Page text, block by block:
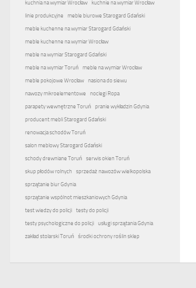
kuchnia na wymiar Wrocław
kuchnie na wymiar Wrocław
linie produkcyjne
meble biurowe Starogard Gdański
meble kuchenne na wymiar Starogard Gdański
meble kuchenne na wymiar Wrocław
meble na wymiar Starogard Gdański
meble na wymiar Toruń
meble na wymiar Wrocław
meble pokojowe Wrocław
nasiona do siewu
nawozy mikroelementowe
noclegi Ropa
parapety wewnętrzne Toruń
pranie wykładzin Gdynia
producent mebli Starogard Gdański
renowacja schodów Toruń
salon meblowy Starogard Gdański
schody drewniane Toruń
serwis okien Toruń
skup płodów rolnych
sprzedaż nawozów wielkopolska
sprzątanie biur Gdynia
sprzątanie wspólnot mieszkaniowych Gdynia
test wiedzy do policji
testy do policji
testy psychologiczne do policji
usługi sprzątania Gdynia
zakład stolarski Toruń
środki ochrony roślin sklep